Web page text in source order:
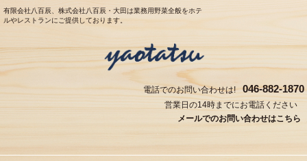
有限会社八百辰、株式会社八百辰・大田は業務用野菜全般をホテ
ルやレストランにご提供しております。
電話でのお問い合わせは! 046-882-1870
営業日の14時までにお電話ください
メールでのお問い合わせはこちら